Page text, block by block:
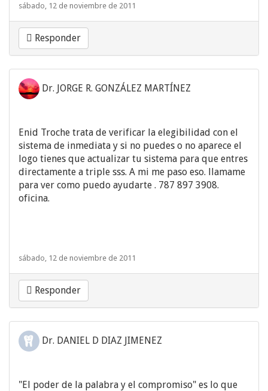
sábado, 12 de noviembre de 2011
Responder
Dr. JORGE R. GONZÁLEZ MARTÍNEZ
Enid Troche trata de verificar la elegibilidad con el
sistema de inmediata y si no puedes o no aparece el
logo tienes que actualizar tu sistema para que entres
directamente a triple sss. A mi me paso eso. llamame
para ver como puedo ayudarte . 787 897 3908.
oficina.
sábado, 12 de noviembre de 2011
Responder
Dr. DANIEL D DIAZ JIMENEZ
"El poder de la palabra y el compromiso" es lo que